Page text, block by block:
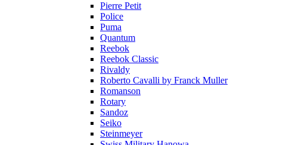
Pierre Petit
Police
Puma
Quantum
Reebok
Reebok Classic
Rivaldy
Roberto Cavalli by Franck Muller
Romanson
Rotary
Sandoz
Seiko
Steinmeyer